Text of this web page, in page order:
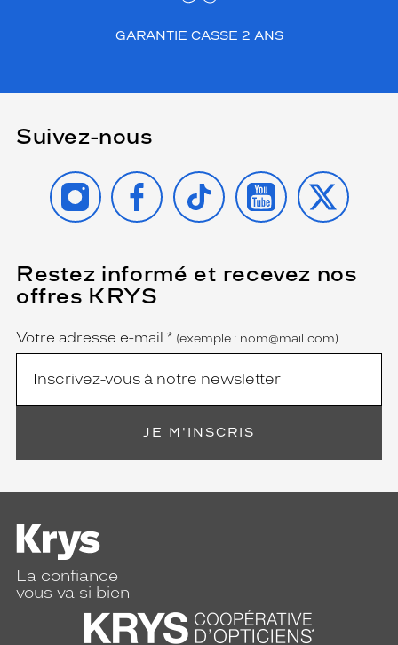
GARANTIE CASSE 2 ANS
Suivez-nous
INSTAGRAMFACEBOOK
TIKTOK YOUTUBE
X
Restez informé et recevez nos
offres KRYS
Name
Votre adresse e-mail *
(Ce
champ
est
obligatoire)
(exemple : nom@mail.com)
JE M'INSCRIS
La confiance
vous va si bien